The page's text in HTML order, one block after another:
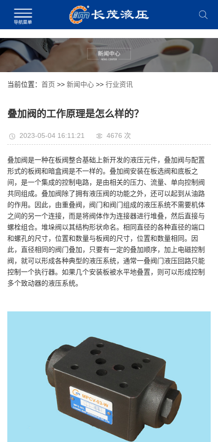
当前位置： 首页 >> 新闻中心 >> 行业资讯
叠加阀的工作原理是怎么样的？
2023-05-04 16:11:21 4676 次
叠加阀是一种在板阀整合基础上新开发的液压元件，叠加阀与配置
形式的板阀和暗盒阀是不一样的。叠加阀安装在板选阀和底板之
间，是一个集成的控制电路，是由相关的压力、流量、单向控制阀
共同组成。叠加阀除了拥有液压阀的功能之外，还可以起到从油路
的作用。因此，由重叠阀，阀门和阀门组成的液压系统不需要机体
之间的另一个连接，而是将阀体作为连接器进行堆叠，然后直接与
螺栓组合。堆垛阀以其结构形状命名。相同直径的各种直径的端口
和螺孔的尺寸，位置和数量与板阀的尺寸，位置和数量相同。因
此，直径相同的阀门叠加，只要有一定的叠加顺序，加上电磁控制
阀，就可以形成各种典型的液压系统，通常一叠阀门液压回路只能
控制一个执行器。如果几个安装板被水平地叠置，则可以形成控制
多个致动器的液压系统。